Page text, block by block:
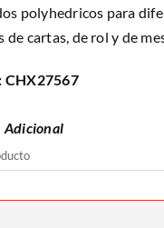
polyhedricos para
de cartas, de rol y de
CHX27567
Adicional